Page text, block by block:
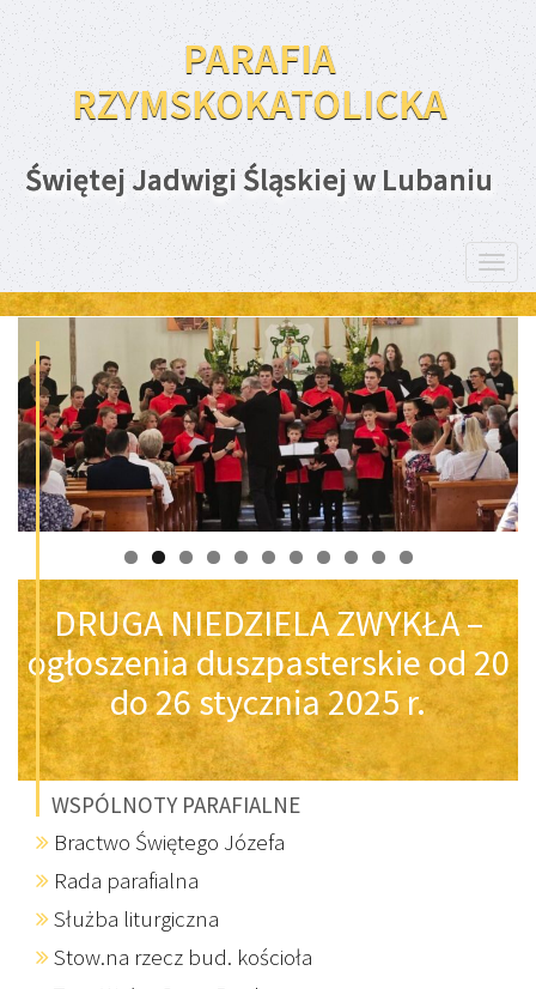
PARAFIA
RZYMSKOKATOLICKA
Świętej Jadwigi Śląskiej w Lubaniu
DRUGA NIEDZIELA ZWYKŁA –
ogłoszenia duszpasterskie od 20
do 26 stycznia 2025 r.
WSPÓLNOTY PARAFIALNE
Bractwo Świętego Józefa
Rada parafialna
Służba liturgiczna
Stow.na rzecz bud. kościoła